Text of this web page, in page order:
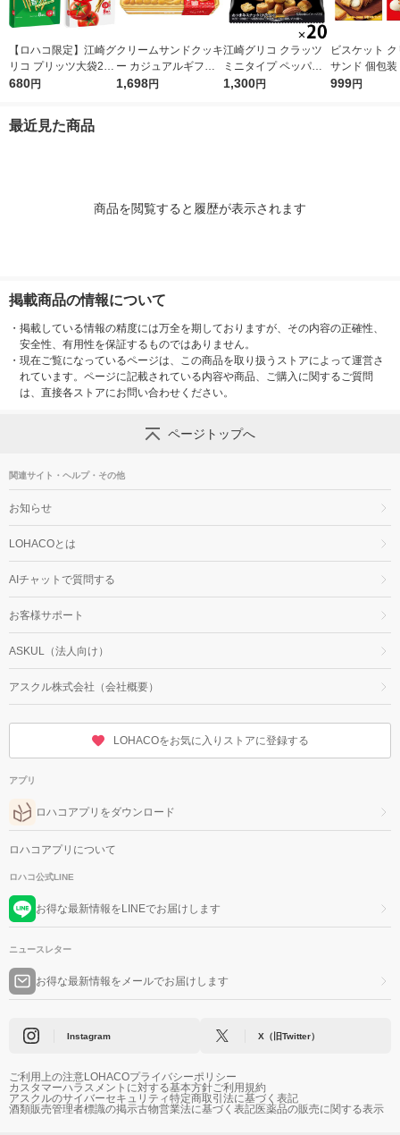
【ロハコ限定】江崎グ
リコ プリッツ大袋2種
セット（旨サラダ、熟
菓子 おつまみ
680円
クリームサンドクッキ
ー カジュアルギフト
ビスコ GIFTBOX 1
1,698円
江崎グリコ クラッツ
ミニタイプ ペッパー
ベーコン 20袋 お
1,300円
ビスケット
サンド 個包装
りサイズ ビス
999円
最近見た商品
商品を閲覧すると履歴が表示されます
掲載商品の情報について
・ 掲載している情報の精度には万全を期しておりますが、その内容の正確性、
安全性、有用性を保証するものではありません。
・ 現在ご覧になっているページは、この商品を取り扱うストアによって運営さ
れています。ページに記載されている内容や商品、ご購入に関するご質問
は、直接各ストアにお問い合わせください。
ページトップへ
関連サイト・ヘルプ・その他
お知らせ
LOHACOとは
AIチャットで質問する
お客様サポート
ASKUL（法人向け）
アスクル株式会社（会社概要）
LOHACOをお気に入りストアに登録する
アプリ
ロハコアプリをダウンロード
ロハコアプリについて
ロハコ公式LINE
お得な最新情報をLINEでお届けします
ニュースレター
お得な最新情報をメールでお届けします
Instagram X（旧Twitter）
ご利用上の注意LOHACOプライバシーポリシー
カスタマーハラスメントに対する基本方針ご利用規約
アスクルのサイバーセキュリティ特定商取引法に基づく表記
酒類販売管理者標識の掲示古物営業法に基づく表記医薬品の販売に関する表示